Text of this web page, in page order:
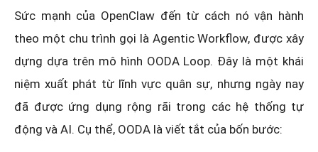
Sức mạnh của OpenClaw đến từ cách nó vận hành
theo một chu trình gọi là Agentic Workflow, được xây
dựng dựa trên mô hình OODA Loop. Đây là một khái
niệm xuất phát từ lĩnh vực quân sự, nhưng ngày nay
đã được ứng dụng rộng rãi trong các hệ thống tự
động và AI. Cụ thể, OODA là viết tắt của bốn bước: